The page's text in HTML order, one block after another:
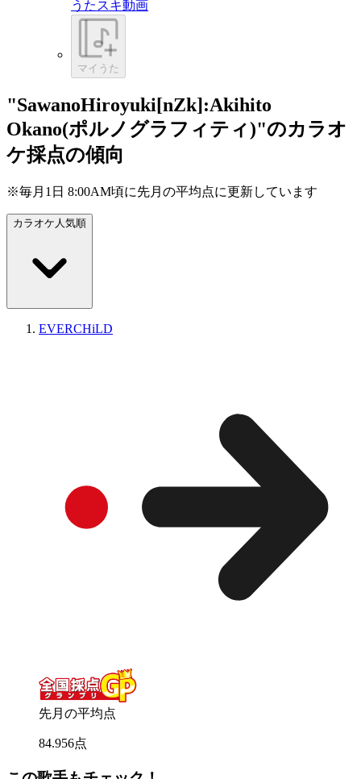
うたスキ動画
マイうた
"SawanoHiroyuki[nZk]:Akihito
Okano(ポルノグラフィティ)"のカラオ
ケ採点の傾向
※毎月1日 8:00AM頃に先月の平均点に更新しています
カラオケ人気順
EVERCHiLD
先月の平均点
84.956点